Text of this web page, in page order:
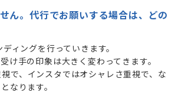
ん。代行でお願いする場合は、どの
ィングを行っていきます。
け手の印象は大きく変わってきます。
で、インスタではオシャレさ重視で、な
なります。